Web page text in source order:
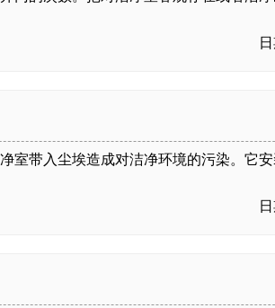
带入尘埃造成对洁净环境的污染。它